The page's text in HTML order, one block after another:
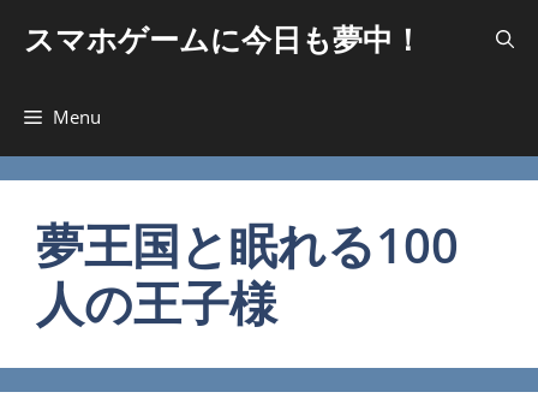
へ
スマホゲームに今日も夢中！
Menu
夢王国と眠れる100
人の王子様